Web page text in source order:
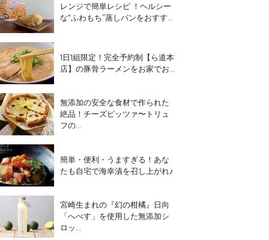
レンジで簡単レシピ ！ヘルシー
な“ふわもち”蒸しパンをおすす...
1日1組限定！完全予約制【ら道本
店】の豚骨ラーメンをお家でお...
無添加の安全な食材で作られた
絶品！チーズピッツァ〜トリュ
フの...
簡単・便利・うますぎる！あな
たも自宅で海幸漬を召し上がれ♪
宮崎生まれの『幻の柑橘』日向
「へべす」を使用した無添加シ
ロッ...